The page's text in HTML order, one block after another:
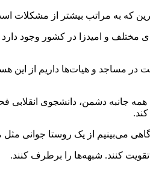
که به مراتب بیشتر از مشکلات
مختلف و امیدزا در کشور وجود
مساجد و هیات‌ها داریم از این
همه جانبه دشمن، دانشجوی
گاهی می‌بینیم از یک روستا
تقویت کنند. شبهه‌ها را برطرف کنند.